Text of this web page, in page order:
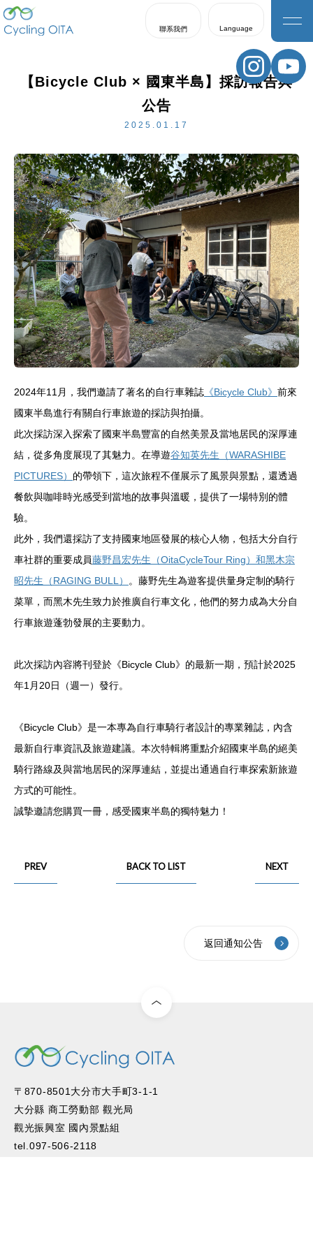
聯系我們 Language
日本語
English
【Bicycle Club × 國東半島】採訪報告與
公告
2025.01.17
2024年11月，我們邀請了著名的自行車雜誌 《Bicycle Club》 前來
國東半島進行有關自行車旅遊的採訪與拍攝。
此次採訪深入探索了國東半島豐富的自然美景及當地居民的深厚連
結，從多角度展現了其魅力。在導遊谷知英先生（WARASHIBE
PICTURES） 的帶領下，這次旅程不僅展示了風景與景點，還透過
餐飲與咖啡時光感受到當地的故事與溫暖，提供了一場特別的體
驗。
此外，我們還採訪了支持國東地區發展的核心人物，包括大分自行
車社群的重要成員藤野昌宏先生（OitaCycleTour Ring） 和黑木宗
昭先生（RAGING BULL）
。藤野先生為遊客提供量身定制的騎行
菜單，而黑木先生致力於推廣自行車文化，他們的努力成為大分自
行車旅遊蓬勃發展的主要動力。
此次採訪內容將刊登於《Bicycle Club》的最新一期，預計於2025
年1月20日（週一）發行。
《Bicycle Club》是一本專為自行車騎行者設計的專業雜誌，內含
最新自行車資訊及旅遊建議。本次特輯將重點介紹國東半島的絕美
騎行路線及與當地居民的深厚連結，並提出通過自行車探索新旅遊
方式的可能性。
誠摯邀請您購買一冊，感受國東半島的獨特魅力！
PREV BACK TO LIST NEXT
返回通知公告
〒870-8501大分市大手町3-1-1
大分縣 商工勞動部 觀光局
觀光振興室 國內景點組
tel.097-506-2118